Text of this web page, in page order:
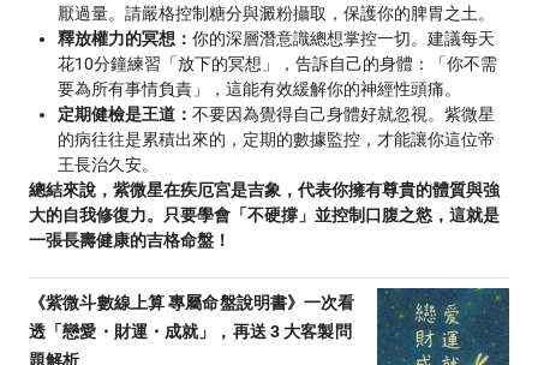
厭過量。請嚴格控制糖分與澱粉攝取，保護你的脾胃之土。
釋放權力的冥想： 你的深層潛意識總想掌控一切。建議每天
花10分鐘練習「放下的冥想」，告訴自己的身體：「你不需
要為所有事情負責」，這能有效緩解你的神經性頭痛。
定期健檢是王道： 不要因為覺得自己身體好就忽視。紫微星
的病往往是累積出來的，定期的數據監控，才能讓你這位帝
王長治久安。
總結來說，紫微星在疾厄宮是吉象，代表你擁有尊貴的體質與強
大的自我修復力。只要學會「不硬撐」並控制口腹之慾，這就是
一張長壽健康的吉格命盤！
《紫微斗數線上算 專屬命盤說明書》一次看
透「戀愛・財運・成就」，再送 3 大客製問
題解析